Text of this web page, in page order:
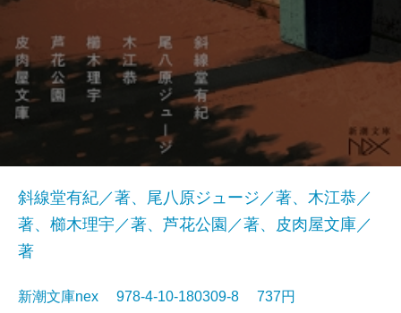
斜線堂有紀／著、尾八原ジュージ／著、木江恭／
著、櫛木理宇／著、芦花公園／著、皮肉屋文庫／
著
新潮文庫nex 978-4-10-180309-8 737円